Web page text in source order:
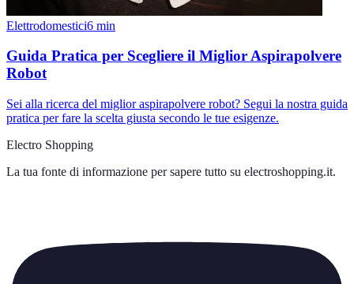
Elettrodomestici6 min
Guida Pratica per Scegliere il Miglior Aspirapolvere
Robot
Sei alla ricerca del miglior aspirapolvere robot? Segui la nostra guida
pratica per fare la scelta giusta secondo le tue esigenze.
Electro Shopping
La tua fonte di informazione per sapere tutto su electroshopping.it.